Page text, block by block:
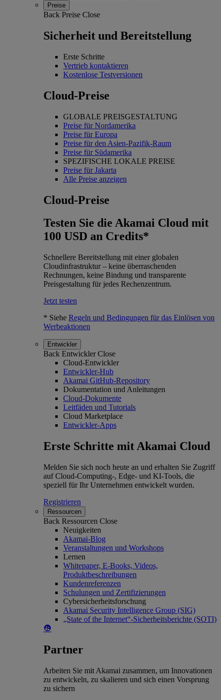
Preise
Back Preise Close
Sicherheit und Bereitstellung
Erste Schritte
Vertrieb kontaktieren
Kostenlose Testversionen
Cloud-Preise
GLOBALE PREISGESTALTUNG
Preise für Nordamerika
Preise für Europa
Preise für den Asien-Pazifik-Raum
Preise für Südamerika
SPEZIFISCHE LOKALE PREISE
Preise für Jakarta
Alle Preise anzeigen
Cloud-Preise
Testen Sie die Akamai Cloud mit
100 USD an Credits*
Schnellere Bereitstellung mit einer globalen
Cloudinfrastruktur – keine überraschenden
Rechnungen, keine Bindung und transparente
Preisgestaltung für jedes Rechenzentrum.
Jetzt testen
* Siehe Regeln und Bedingungen für das Einlösen von
Werbeaktionen
Entwickler
Back Entwickler Close
Cloud-Entwickler
Entwickler-Hub
Akamai GitHub-Repository
Dokumentation und Anleitungen
Cloud-Dokumente
Leitfäden und Tutorials
Cloud Marketplace
Entwickler-Apps
Erste Schritte mit Akamai Cloud
Melden Sie sich noch heute an und erhalten Sie Zugriff
auf Cloud-Computing-, Edge- und KI-Tools, die
speziell für Ihr Unternehmen entwickelt wurden.
Registrieren
Ressourcen
Back Ressourcen Close
Neuigkeiten
Akamai-Blog
Veranstaltungen und Workshops
Lernen
Whitepaper, E-Books, Videos,
Produktbeschreibungen
Kundenreferenzen
Schulungen und Zertifizierungen
Cybersicherheitsforschung
Akamai Security Intelligence Group (SIG)
„State of the Internet“-Sicherheitsberichte (SOTI)
Partner
Arbeiten Sie mit Akamai zusammen, um Innovationen
zu entwickeln, zu skalieren und sich einen Vorsprung
zu sichern